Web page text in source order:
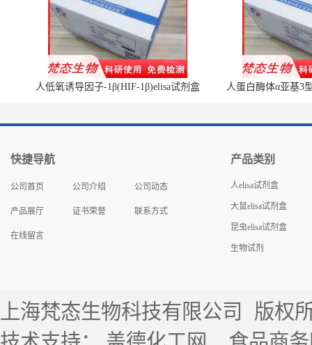
人低氧诱导因子-1β(HIF-1β)elisa试剂盒 人蛋白酶体α亚基3
快捷导航
公司首页 公司介绍 公司动态
产品展厅 证书荣誉 联系方式
在线留言
产品类别
人elisa试剂盒
大鼠elisa试剂盒
昆虫elisa试剂盒
生物试剂
上海梵态生物科技有限公司
版权